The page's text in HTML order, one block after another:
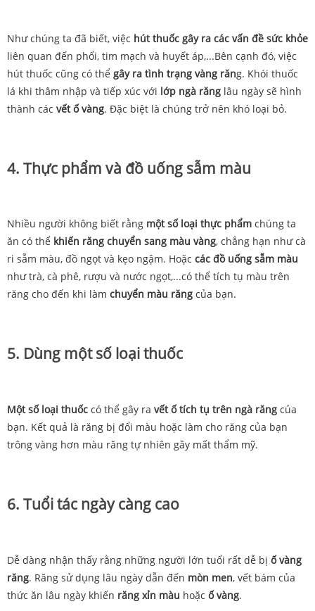
Như chúng ta đã biết, việc hút thuốc gây ra các vấn đề sức khỏe
liên quan đến phổi, tim mạch và huyết áp,...Bên cạnh đó, việc
hút thuốc cũng có thể gây ra tình trạng vàng răng. Khói thuốc
lá khi thâm nhập và tiếp xúc với lớp ngà răng lâu ngày sẽ hình
thành các vết ố vàng. Đặc biệt là chúng trở nên khó loại bỏ.
4. Thực phẩm và đồ uống sẫm màu
Nhiều người không biết rằng một số loại thực phẩm chúng ta
ăn có thể khiến răng chuyển sang màu vàng, chẳng hạn như cà
ri sẫm màu, đồ ngọt và kẹo ngậm. Hoặc các đồ uống sẫm màu
như trà, cà phê, rượu và nước ngọt,...có thể tích tụ màu trên
răng cho đến khi làm chuyển màu răng của bạn.
5. Dùng một số loại thuốc
Một số loại thuốc có thể gây ra vết ố tích tụ trên ngà răng của
bạn. Kết quả là răng bị đổi màu hoặc làm cho răng của bạn
trông vàng hơn màu răng tự nhiên gây mất thẩm mỹ.
6. Tuổi tác ngày càng cao
Dễ dàng nhận thấy rằng những người lớn tuổi rất dễ bị ố vàng
răng. Răng sử dụng lâu ngày dẫn đến mòn men, vết bám của
thức ăn lâu ngày khiến răng xỉn màu hoặc ố vàng.